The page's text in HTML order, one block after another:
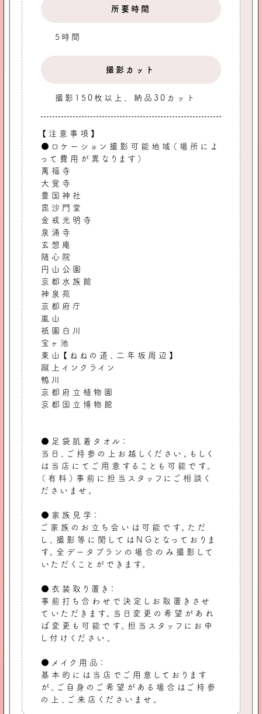
所要時間
5時間
撮影カット
撮影150枚以上、納品30カット
【注意事項】
●ロケーション撮影可能地域（場所によ
って費用が異なります）
萬福寺
大覚寺
豊国神社
毘沙門堂
金戒光明寺
泉涌寺
玄想庵
随心院
円山公園
京都水族館
神泉苑
京都府庁
嵐山
祇園白川
宝ヶ池
東山【ねねの道、二年坂周辺】
蹴上インクライン
鴨川
京都府立植物園
京都国立博物館
●足袋肌着タオル：
当日、ご持参の上お越しください。もしく
は当店にてご用意することも可能です。
（有料）事前に担当スタッフにご相談く
ださいませ。
●家族見学：
ご家族のお立ち会いは可能です。ただ
し、撮影等に関してはNGとなっておりま
す。全データプランの場合のみ撮影して
いただくことができます。
●衣装取り置き：
事前打ち合わせで決定しお取置きさせ
ていただきます。当日変更の希望があれ
ば変更も可能です。担当スタッフにお申
し付けください。
●メイク用品：
基本的には当店でご用意しております
が、ご自身のご希望がある場合はご持参
の上、ご来店くださいませ。